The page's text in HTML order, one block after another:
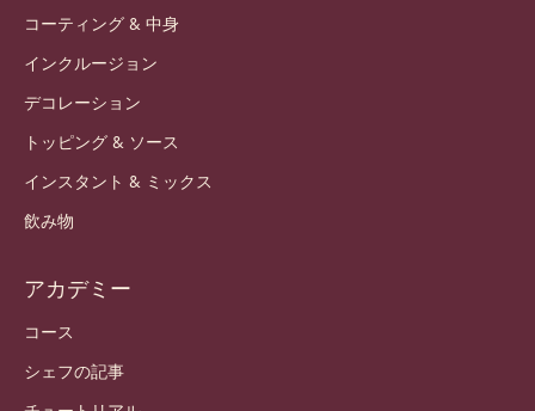
コーティング & 中身
インクルージョン
デコレーション
トッピング & ソース
インスタント & ミックス
飲み物
アカデミー
コース
シェフの記事